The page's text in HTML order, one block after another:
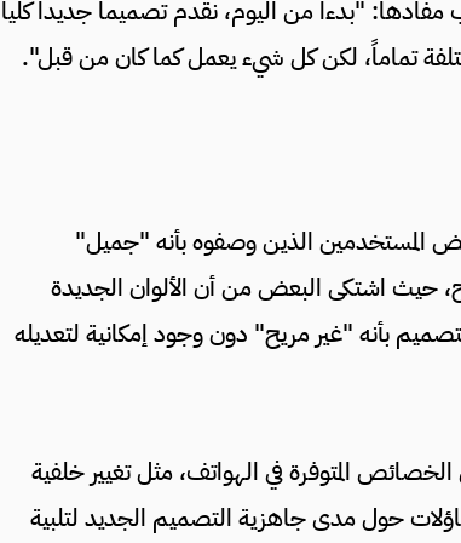
"بدءاً من اليوم، نقدم تصميماً جديداً كلياً
تماماً، لكن كل شيء يعمل كما كان من قبل".
المستخدمين الذين وصفوه بأنه "جميل"
حيث اشتكى البعض من أن الألوان الجديدة
بأنه "غير مريح" دون وجود إمكانية لتعديله
المتوفرة في الهواتف، مثل تغيير خلفية
حول مدى جاهزية التصميم الجديد لتلبية